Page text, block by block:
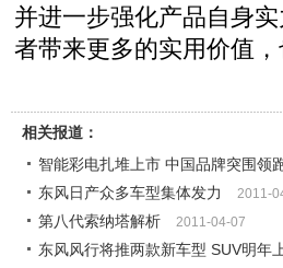
并进一步强化产品自身
者带来更多的实用价值
相关报道：
智能彩电扎堆上市 中国品牌突围领
东风日产众多车型集体发力 2011-
第八代索纳塔解析 2011-04-07
东风风行将推两款新车型 SUV明年